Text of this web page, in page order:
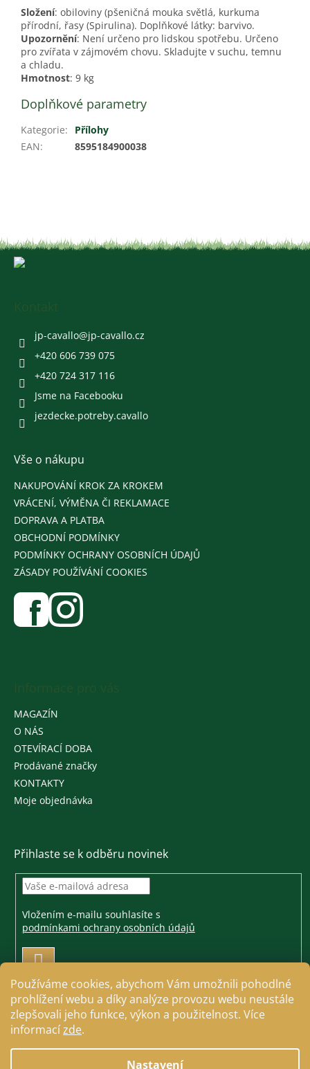
Používáme cookies, abychom Vám umožnili pohodlné
prohlížení webu a díky analýze provozu webu neustále
zlepšovali jeho funkce, výkon a použitelnost. Více
informacízde.
Nastavení
Složení: obiloviny (pšeničná mouka světlá, kurkuma
přírodní, řasy (Spirulina). Doplňkové látky: barvivo.
Upozornění: Není určeno pro lidskou spotřebu. Určeno
pro zvířata v zájmovém chovu. Skladujte v suchu, temnu
a chladu.
Hmotnost: 9 kg
Doplňkové parametry
Kategorie:
Přílohy
EAN: 8595184900038
jp-cavallo@jp-cavallo.cz
+420 606 739 075
+420 724 317 116
Jsme na Facebooku
jezdecke.potreby.cavallo
Vše o nákupu
NAKUPOVÁNÍ KROK ZA KROKEM
VRÁCENÍ, VÝMĚNA ČI REKLAMACE
DOPRAVA A PLATBA
OBCHODNÍ PODMÍNKY
PODMÍNKY OCHRANY OSOBNÍCH ÚDAJŮ
ZÁSADY POUŽÍVÁNÍ COOKIES
MAGAZÍN
O NÁS
OTEVÍRACÍ DOBA
Prodávané značky
KONTAKTY
Moje objednávka
Přihlaste se k odběru novinek
Vložením e-mailu souhlasíte s
podmínkami ochrany osobních údajů
PŘIHLÁSIT